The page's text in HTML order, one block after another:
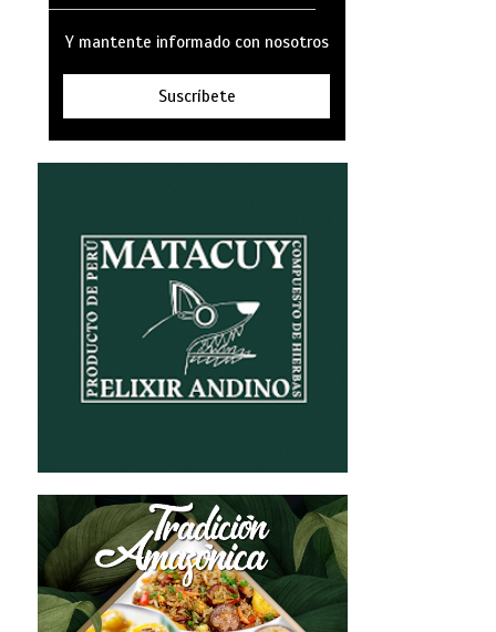
Y mantente informado con nosotros
Suscríbete